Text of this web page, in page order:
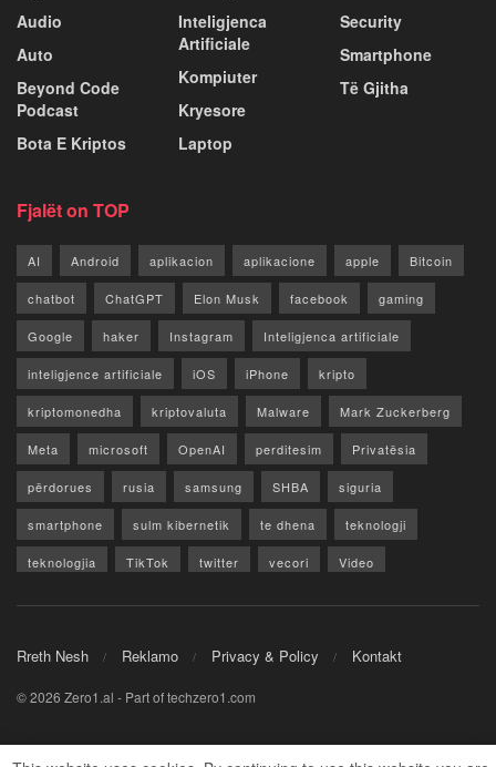
Audio
Auto
Beyond Code
Podcast
Bota E Kriptos
Inteligjenca
Artificiale
Kompiuter
Kryesore
Laptop
Security
Smartphone
Të Gjitha
Fjalët on TOP
AI Android aplikacion aplikacione apple Bitcoin
chatbot ChatGPT Elon Musk facebook gaming
Google haker Instagram Inteligjenca artificiale
inteligjence artificiale iOS iPhone kripto
kriptomonedha kriptovaluta Malware Mark Zuckerberg
Meta microsoft OpenAI perditesim Privatësia
përdorues rusia samsung SHBA siguria
smartphone sulm kibernetik te dhena teknologji
teknologjia TikTok twitter vecori Video
Rreth Nesh Reklamo Privacy & Policy Kontakt
© 2026 Zero1.al - Part of techzero1.com